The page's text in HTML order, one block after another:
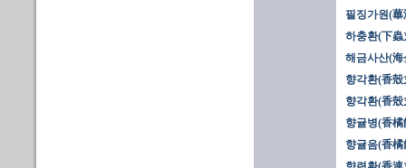
필징가원(
하충환(下蟲
해금사산(
향각환(香
향각환(香
향귤병(香橘
향귤음(香橘